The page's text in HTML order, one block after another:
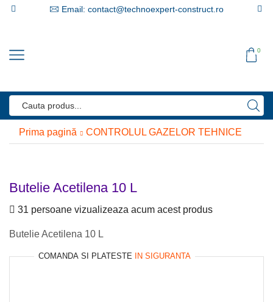
Email: contact@technoexpert-construct.ro
0
input
Prima pagină CONTROLUL GAZELOR TEHNICE
Butelie Acetilena 10 L
31 persoane vizualizeaza acum acest produs
Butelie Acetilena 10 L
COMANDA SI PLATESTE IN SIGURANTA